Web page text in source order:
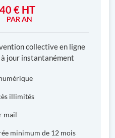
€ HT
PAR AN
collective en ligne
jour instantanément
illimités
mail
minimum de 12 mois